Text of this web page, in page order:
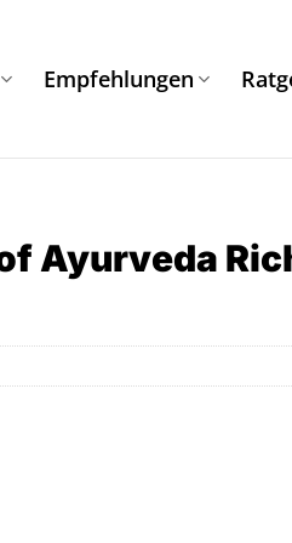
Empfehlungen
Ayurveda